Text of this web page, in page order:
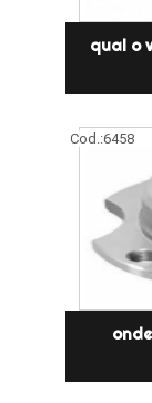
qual o
Cod.:6458